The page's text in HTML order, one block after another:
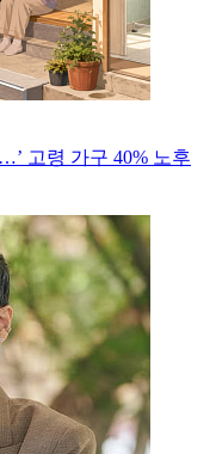
고령 가구 40% 노후